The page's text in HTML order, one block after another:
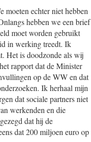
moeten echter niet hebben
hebben we een brief
moet worden gebruikt
in werking treedt. Ik
Het is doodzonde als wij
rapport dat de Minister
op de WW en dat
Ik herhaal mijn
dat sociale partners niet
werkenden en die
dat hij de
dat 200 miljoen euro op